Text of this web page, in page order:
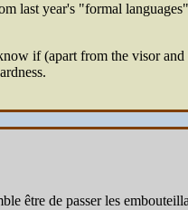
last year's "formal
if (apart from the visor
être de passer les